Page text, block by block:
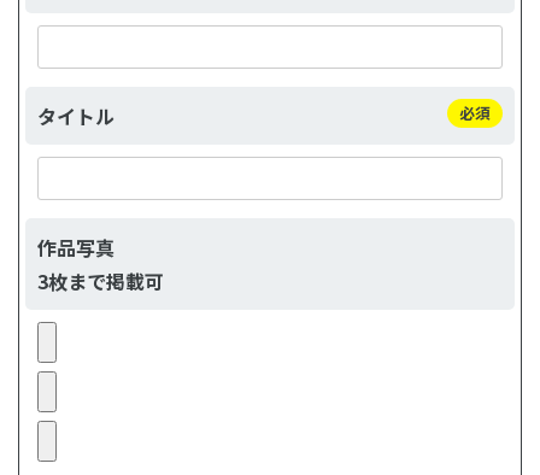
タイトル 必須
作品写真
3枚まで掲載可